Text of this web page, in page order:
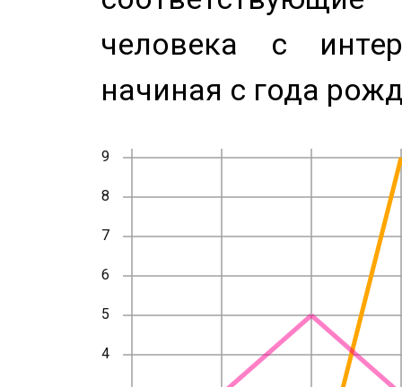
человека с
начиная с года